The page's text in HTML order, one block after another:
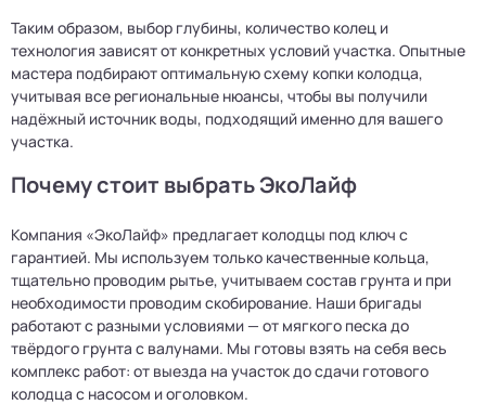
Таким образом, выбор глубины, количество колец и
технология зависят от конкретных условий участка. Опытные
мастера подбирают оптимальную схему копки колодца,
учитывая все региональные нюансы, чтобы вы получили
надёжный источник воды, подходящий именно для вашего
участка.
Почему стоит выбрать ЭкоЛайф
Компания «ЭкоЛайф» предлагает колодцы под ключ с
гарантией. Мы используем только качественные кольца,
тщательно проводим рытье, учитываем состав грунта и при
необходимости проводим скобирование. Наши бригады
работают с разными условиями — от мягкого песка до
твёрдого грунта с валунами. Мы готовы взять на себя весь
комплекс работ: от выезда на участок до сдачи готового
колодца с насосом и оголовком.